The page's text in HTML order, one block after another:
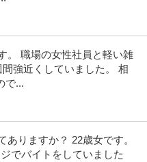
。 職場の女性社員と軽い雑
強近くしていました。 相
で...
りますか？ 22歳女です。
でバイトをしていました